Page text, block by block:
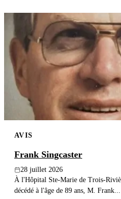
AVIS
Frank Singcaster
28 juillet 2026
À l'Hôpital Ste-Marie de Trois-
décédé à l'âge de 89 ans, M. Frank...